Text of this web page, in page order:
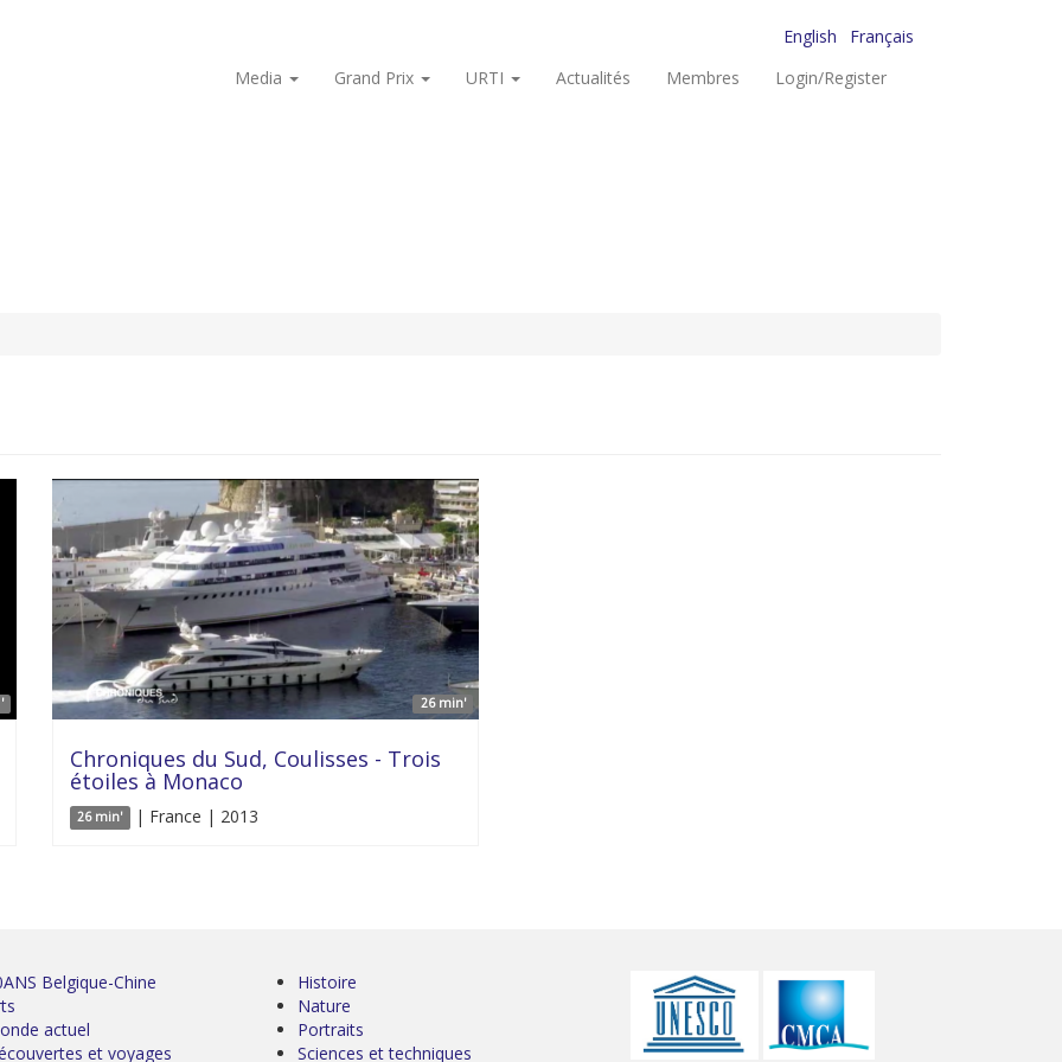
English
Français
Media
Grand Prix URTI Actualités Membres Login/Register
26 min'
Chroniques du Sud, Coulisses - Trois
étoiles à Monaco
26 min' | France | 2013
Belgique-Chine
actuel
et voyages
Histoire
Nature
Portraits
Sciences et techniques